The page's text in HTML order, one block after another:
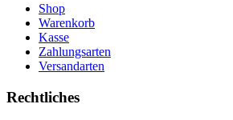
Shop
Warenkorb
Kasse
Zahlungsarten
Versandarten
Rechtliches